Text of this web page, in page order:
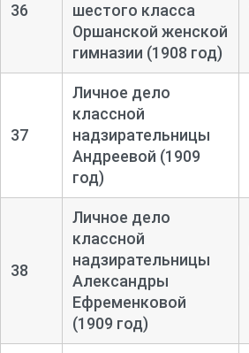
36
шестого класса
Оршанской женской
гимназии (1908 год)
37
Личное дело
классной
надзирательницы
Андреевой (1909
год)
38
Личное дело
классной
надзирательницы
Александры
Ефременковой
(1909 год)